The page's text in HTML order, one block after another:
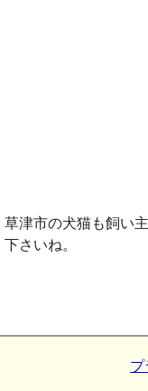
草津市の犬猫も飼い
下さいね。
プ